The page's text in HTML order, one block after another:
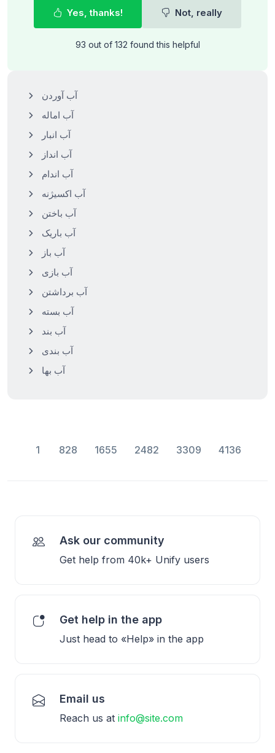
Yes, thanks! Not, really
93 out of 132 found this helpful
آب آوردن
آب اماله
آب انبار
آب انداز
آب اندام
آب اکسیژنه
آب باختن
آب باریک
آب باز
آب بازی
آب برداشتن
آب بسته
آب بند
آب بندی
آب بها
1 828 1655 2482 3309 4136
Ask our community
Get help from 40k+ Unify users
Get help in the app
Just head to «Help» in the app
Email us
Reach us at info@site.com